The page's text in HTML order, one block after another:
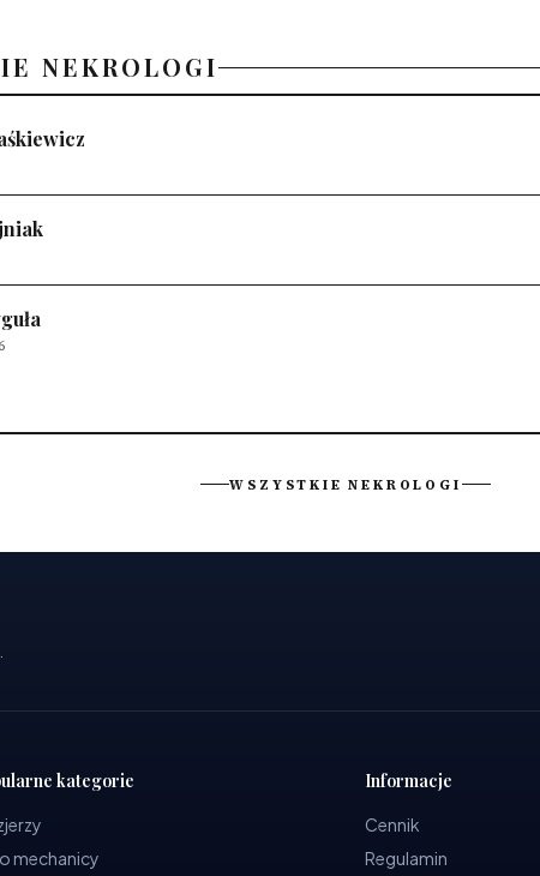
NEKROLOGI
WSZYSTKIE NEKROLOGI
kategorie
mechanicy
Informacje
Cennik
Regulamin